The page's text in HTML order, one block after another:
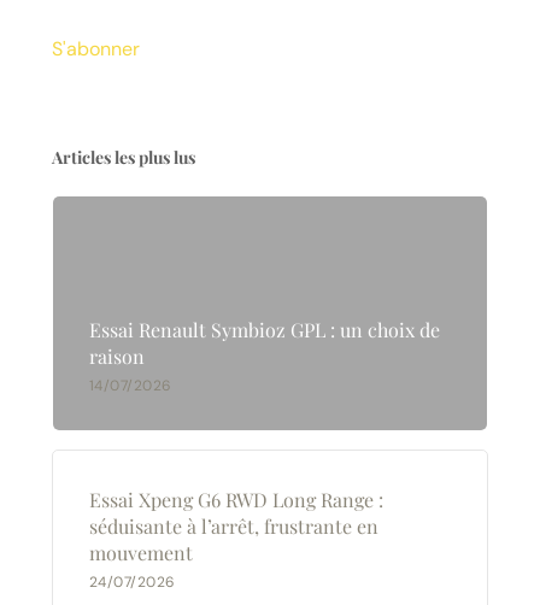
S'abonner
Articles les plus lus
Essai Renault Symbioz GPL : un choix de
raison
14/07/2026
Essai Xpeng G6 RWD Long Range :
séduisante à l’arrêt, frustrante en
mouvement
24/07/2026